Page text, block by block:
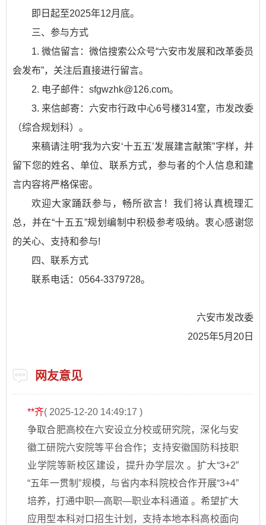
即日起至2025年12月底。
三、参与方式
1. 微信留言：微信搜索公众号“六安市发展和改革委员
会发布”，关注后直接进行留言。
2. 电子邮件：sfgwzhk@126.com。
3. 来信邮寄：六安市行政中心6号楼314室，市发改委
（综合规划科）。
来稿请注明“我为六安‘十五五’发展建言献策”字样，并
留下您的姓名、单位、联系方式，参与者的个人信息和建
言内容将严格保密。
欢迎大家踊跃参与，畅所欲言！我们将认真梳理汇
总，并在“十五五”规划编制中积极参考吸纳。衷心感谢您
的关心、支持和参与!
四、联系方式
联系电话：0564-3379728。
六安市发改委
2025年5月20日
网友意见
**齐( 2025-12-20 14:49:17 )
争取合肥高校在六安设立分校或研究院，深化与安
徽工研院六安院等平台合作；支持安徽国防科技职
业学院等新校区建设，提升办学层次 。扩大“3+2”
“五年一贯制”规模，与省内本科院校合作开展“3+4”
培养，打通中职—高职—职业本科通道 。希望扩大
应用型本科对口招生计划，支持本地本科高校面向